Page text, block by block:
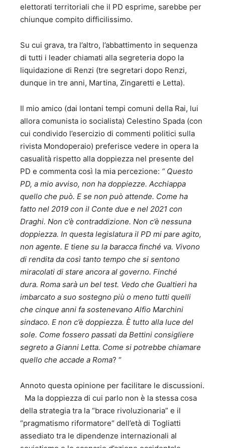
elettorati territoriali che il PD esprime, sarebbe per
chiunque compito difficilissimo.
Su cui grava, tra l’altro, l’abbattimento in sequenza
di tutti i leader chiamati alla segreteria dopo la
liquidazione di Renzi (tre segretari dopo Renzi,
dunque in tre anni, Martina, Zingaretti e Letta).
Il mio amico (dai lontani tempi comuni della Rai, lui
allora comunista io socialista) Celestino Spada (con
cui condivido l’esercizio di commenti politici sulla
rivista Mondoperaio) preferisce vedere in opera la
casualità rispetto alla doppiezza nel presente del
PD e commenta così la mia percezione: “ Questo
PD, a mio avviso, non ha doppiezze. Acchiappa
quello che può. E se non può attende. Come ha
fatto nel 2019 con il Conte due e nel 2021 con
Draghi. Non c’è contraddizione. Non c’è nessuna
doppiezza. In questa legislatura il PD mi pare agito,
non agente. E tiene su la baracca finché va. Vivono
di rendita da così tanto tempo che si sentono
miracolati di stare ancora al governo. Finché
dura. Roma sarà un bel test. Vedo che Gualtieri ha
imbarcato a suo sostegno più o meno tutti quelli
che cinque anni fa sostenevano Alfio Marchini
sindaco. E non c’è doppiezza. È tutto alla luce del
sole. Come fossero passati da Bettini consigliere
segreto a Gianni Letta. Come si potrebbe chiamare
quello che accade a Roma? “
Annoto questa opinione per facilitare le discussioni.
Ma la doppiezza di cui parlo non è la stessa cosa
della strategia tra la “brace rivoluzionaria” e il
“pragmatismo riformatore“ dell’età di Togliatti
assediato tra le dipendenze internazionali al